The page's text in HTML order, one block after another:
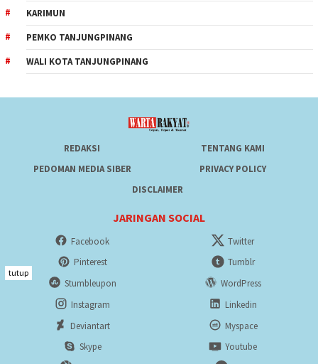
KARIMUN
PEMKO TANJUNGPINANG
WALI KOTA TANJUNGPINANG
REDAKSI
TENTANG KAMI
PEDOMAN MEDIA SIBER
PRIVACY POLICY
DISCLAIMER
JARINGAN SOCIAL
Facebook
Twitter
Pinterest
Tumblr
Stumbleupon
WordPress
Instagram
Linkedin
Deviantart
Myspace
Skype
Youtube
tutup